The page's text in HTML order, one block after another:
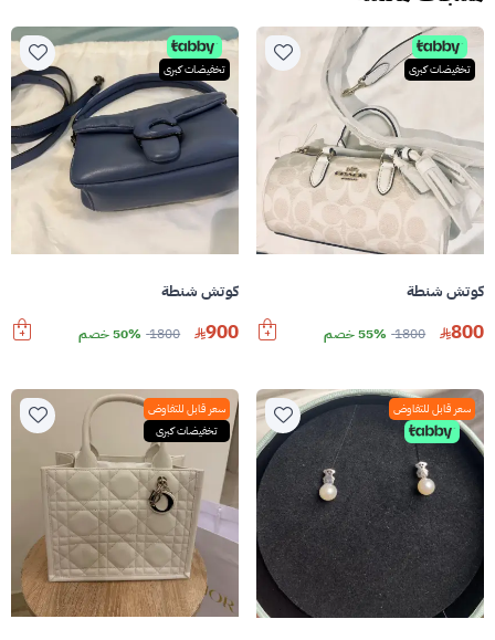
تخفيضات كبرى
كوتش شنطة
800
1800 55% خصم
تخفيضات كبرى
كوتش شنطة
900
1800 50% خصم
سعر قابل للتفاوض
سعر قابل للتفاوض
تخفيضات كبرى